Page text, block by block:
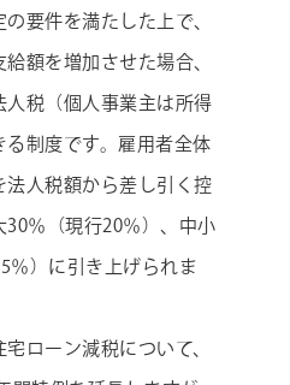
要件を満たした上で、
額を増加させた場合、
人税（個人事業主は所得
制度です。雇用者全体
法人税額から差し引く控
30％（現行20％）、中小
％）に引き上げられま
ローン減税について、